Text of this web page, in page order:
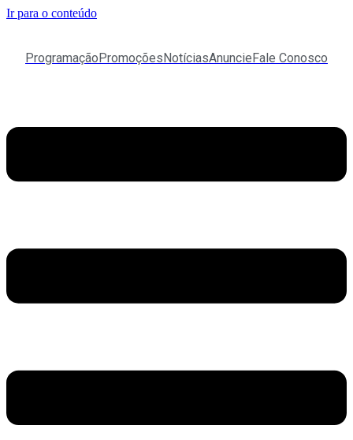
Ir para o conteúdo
ProgramaçãoPromoçõesNotíciasAnuncieFale Conosco